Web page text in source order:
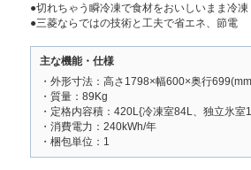
●切れちゃう瞬冷凍で食材をおいしいまま冷凍
●三菱ならではの技術と工夫で省エネ、節電
主な機能・仕様
・外形寸法：高さ1798×幅600×奥行
・質量：89Kg
・定格内容積：420L{冷凍室84L、独立氷
・消費電力：240kWh/年
・梱包単位：1